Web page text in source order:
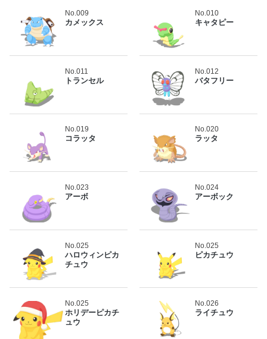
No.009
カメックス
No.010
キャタピー
No.011
トランセル
No.012
バタフリー
No.019
コラッタ
No.020
ラッタ
No.023
アーボ
No.024
アーボック
No.025
ハロウィンピカ
チュウ
No.025
ピカチュウ
No.025
ホリデーピカチ
ュウ
No.026
ライチュウ